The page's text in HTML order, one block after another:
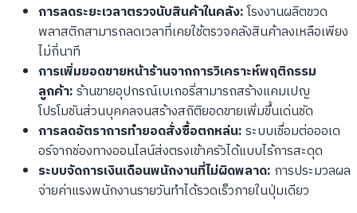
การลดระยะเวลาตรวจนับสินค้าในคลัง:โรงงานผลิตขวด
พลาสติกสามารถลดเวลาที่เคยใช้ตรวจคลังสินค้าลงเหลือเพียง
ไม่กี่นาที
การเพิ่มยอดขายหน้าร้านจากการวิเคราะห์พฤติกรรม
ลูกค้า:ร้านขายอุปกรณ์เบเกอรี่สามารถสร้างแคมเปญ
โปรโมชันส่วนบุคคลจนสร้างสถิติยอดขายเพิ่มขึ้นเด่นชัด
การลดอัตราการทำยอดสั่งซื้อตกหล่น:ระบบเชื่อมต่อออเด
อร์จากช่องทางออนไลน์ส่งตรงเข้าครัวได้แบบไร้การสะดุด
ระบบจัดการเงินเดือนพนักงานที่ไม่ผิดพลาด: การประมวลผล
จ่ายค่าแรงพนักงานรายวันทำได้รวดเร็วภายในปุ่มเดียว